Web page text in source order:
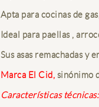
Apta para cocinas de
Ideal para paellas ,
Sus asas remachadas y
Marca El Cid, sinónimo
Características técnicas: